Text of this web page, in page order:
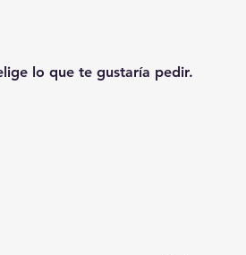
lo que te gustaría pedir.